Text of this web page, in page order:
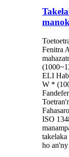
Fenitra
ELI
W *
ISO
ho